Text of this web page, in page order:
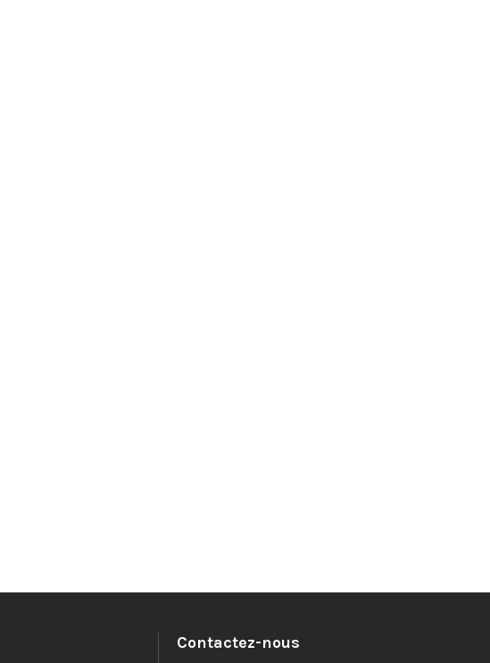
Contactez-nous